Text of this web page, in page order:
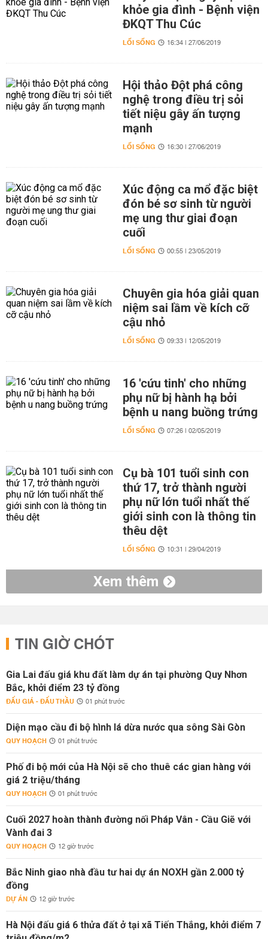
khỏe gia đình - Bệnh viện
ĐKQT Thu Cúc
LỐI SỐNG 16:34 | 27/06/2019
Hội thảo Đột phá công
nghệ trong điều trị sỏi
tiết niệu gây ấn tượng
mạnh
LỐI SỐNG 16:30 | 27/06/2019
Xúc động ca mổ đặc biệt
đón bé sơ sinh từ người
mẹ ung thư giai đoạn
cuối
LỐI SỐNG 00:55 | 23/05/2019
Chuyên gia hóa giải quan
niệm sai lầm về kích cỡ
cậu nhỏ
LỐI SỐNG 09:33 | 12/05/2019
16 'cứu tinh' cho những
phụ nữ bị hành hạ bởi
bệnh u nang buồng trứng
LỐI SỐNG 07:26 | 02/05/2019
Cụ bà 101 tuổi sinh con
thứ 17, trở thành người
phụ nữ lớn tuổi nhất thế
giới sinh con là thông tin
thêu dệt
LỐI SỐNG 10:31 | 29/04/2019
Xem thêm
TIN GIỜ CHÓT
Gia Lai đấu giá khu đất làm dự án tại phường Quy Nhơn
Bắc, khởi điểm 23 tỷ đồng
ĐẤU GIÁ - ĐẤU THẦU 01 phút trước
Diện mạo cầu đi bộ hình lá dừa nước qua sông Sài Gòn
QUY HOẠCH 01 phút trước
Phố đi bộ mới của Hà Nội sẽ cho thuê các gian hàng với
giá 2 triệu/tháng
QUY HOẠCH 01 phút trước
Cuối 2027 hoàn thành đường nối Pháp Vân - Cầu Giẽ với
Vành đai 3
QUY HOẠCH 12 giờ trước
Bắc Ninh giao nhà đầu tư hai dự án NOXH gần 2.000 tỷ
đồng
DỰ ÁN 12 giờ trước
Hà Nội đấu giá 6 thửa đất ở tại xã Tiến Thắng, khởi điểm 7